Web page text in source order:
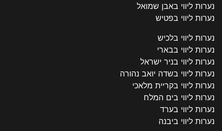
נערות ליווי באבן שמואל
נערות ליווי בפטיש
נערות ליווי בלכיש
נערות ליווי בבארי
נערות ליווי בניר ישראל
נערות ליווי בשדה יואב נהורה
נערות ליווי בקריית מלאכי
נערות ליווי בים המלח
נערות ליווי בערד
נערות ליווי ביבנה